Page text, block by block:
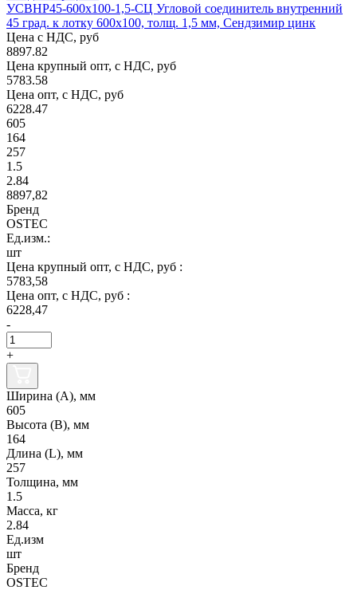
УСВНР45-600х100-1,5-СЦ Угловой соединитель внутренний
45 град. к лотку 600х100, толщ. 1,5 мм, Сендзимир цинк
Цена с НДС, руб
8897.82
Цена крупный опт, с НДС, руб
5783.58
Цена опт, с НДС, руб
6228.47
605
164
257
1.5
2.84
8897,82
Бренд
OSTEC
Ед.изм.:
шт
Цена крупный опт, с НДС, руб :
5783,58
Цена опт, с НДС, руб :
6228,47
-
+
Ширина (А), мм
605
Высота (В), мм
164
Длина (L), мм
257
Толщина, мм
1.5
Масса, кг
2.84
Ед.изм
шт
Бренд
OSTEC